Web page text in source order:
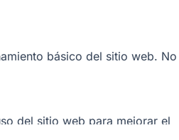
básico del sitio web. No
del sitio web para mejorar el